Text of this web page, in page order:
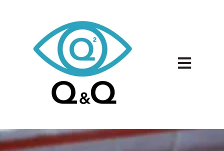
Ouvrir la